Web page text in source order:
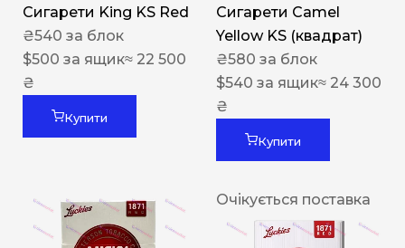
Сигарети King KS Red
₴540 за блок
$500 за ящик≈ 22 500
₴
Купити
Сигарети Camel
Yellow KS (квадрат)
₴580 за блок
$540 за ящик≈ 24 300
₴
Купити
Очікується поставка